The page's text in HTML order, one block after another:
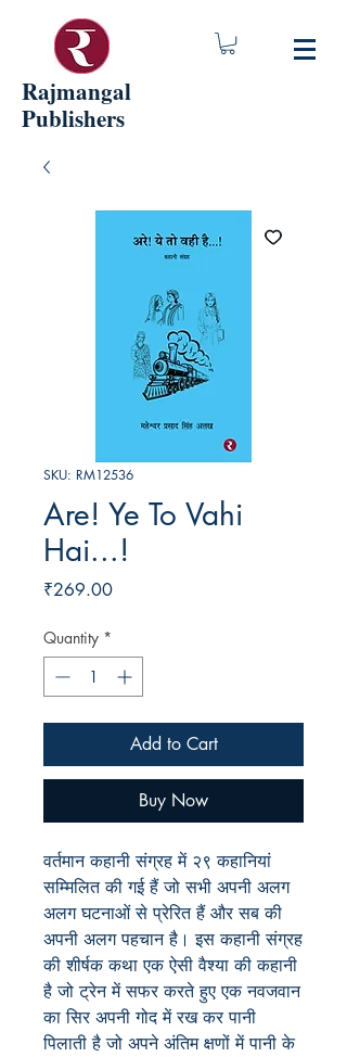
Rajmangal
Publishers
SKU: RM12536
Are! Ye To Vahi
Hai...!
₹269.00Price
Quantity *
Add to Cart
Buy Now
वर्तमान कहानी संग्रह में २९ कहानियां
सम्मिलित की गई हैं जो सभी अपनी अलग
अलग घटनाओं से प्रेरित हैं और सब की
अपनी अलग पहचान है। इस कहानी संग्रह
की शीर्षक कथा एक ऐसी वैश्या की कहानी
है जो ट्रेन में सफर करते हुए एक नवजवान
का सिर अपनी गोद में रख कर पानी
पिलाती है जो अपने अंतिम क्षणों में पानी के